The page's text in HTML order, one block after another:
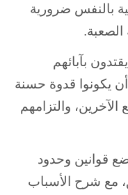
بالنفس ضرورية
الصعبة.
يقتدون بآبائهم
أن يكونوا قدوة حسنة
الآخرين، والتزامهم
قوانين وحدود
مع شرح الأسباب